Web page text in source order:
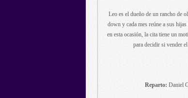
Leo es el dueño de un rancho de
down y cada mes reúne a sus
en esta ocasión, la cita tiene un
para decidir si vender
Reparto: Daniel